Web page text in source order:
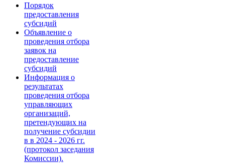
Порядок
предоставления
субсидий
Объявление о
проведения отбора
заявок на
предоставление
субсидий
Информация о
результатах
проведения отбора
управляющих
организаций,
претендующих на
получение субсидии
в в 2024 - 2026 гг.
(протокол заседания
Комиссии).